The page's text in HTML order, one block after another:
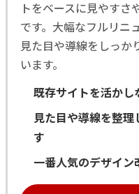
トをベースに見やすさ
です。大幅なフルリニ
見た目や導線をしっか
います。
既存サイトを活かし
見た目や導線を整
す
一番人気のデザイン